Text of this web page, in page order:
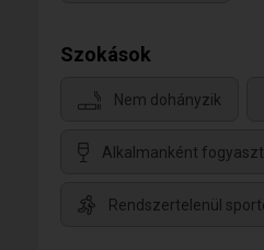
Szokások
Nem dohányzik
Alkalmanként
Rendszertelenül